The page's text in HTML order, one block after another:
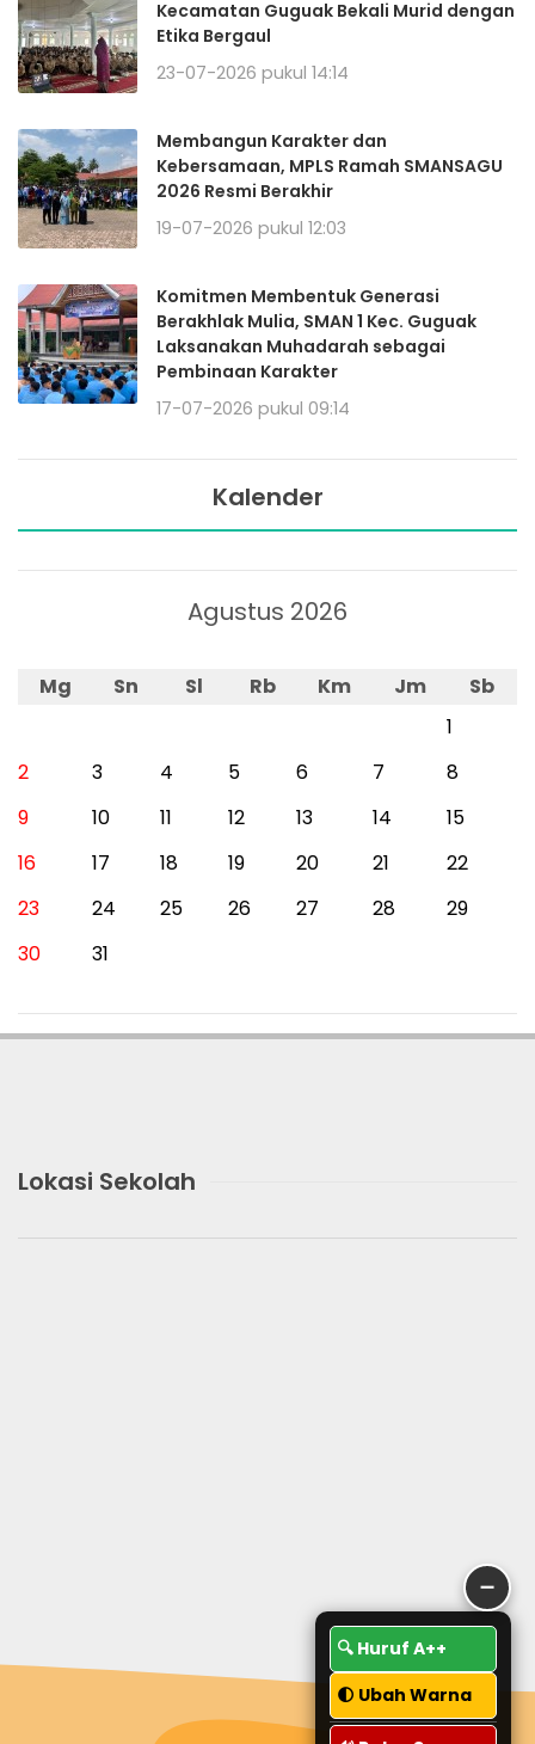
➖
🔍 Huruf A++
🌓 Ubah Warna
Kecamatan Guguak Bekali Murid dengan
Etika Bergaul
23-07-2026 pukul 14:14
Membangun Karakter dan
Kebersamaan, MPLS Ramah SMANSAGU
2026 Resmi Berakhir
19-07-2026 pukul 12:03
Komitmen Membentuk Generasi
Berakhlak Mulia, SMAN 1 Kec. Guguak
Laksanakan Muhadarah sebagai
Pembinaan Karakter
17-07-2026 pukul 09:14
Kalender
Agustus 2026
Mg Sn Sl Rb Km Jm
Sb
1
2
3 4 5 6 7
8
9
10 11 12 13 14
15
16
17 18 19 20 21
22
23
24 25 26 27 28
29
30
31
Lokasi Sekolah